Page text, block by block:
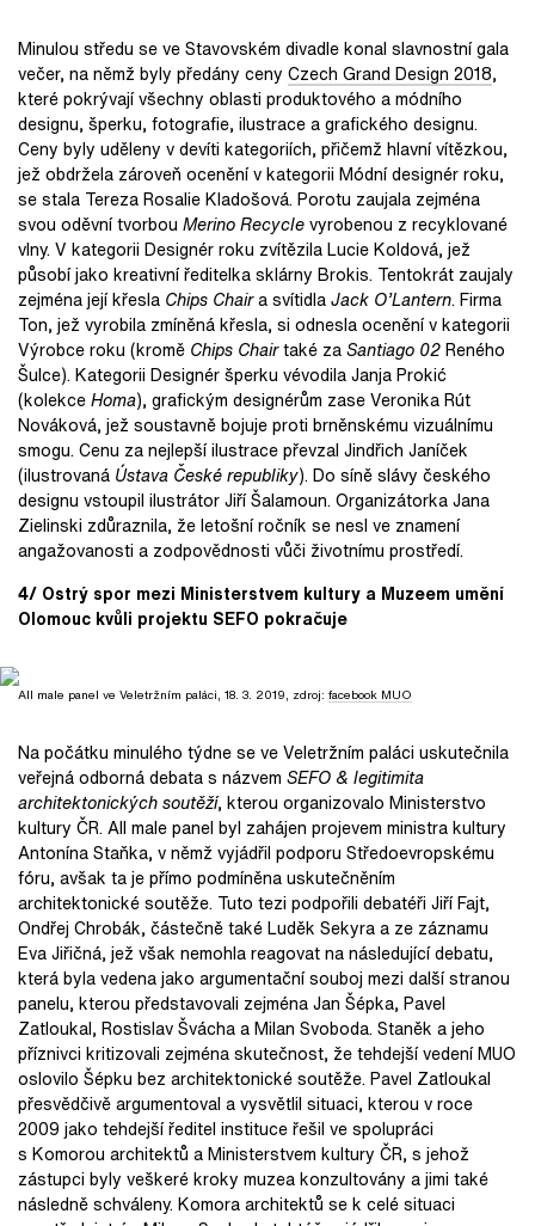
Minulou středu se ve Stavovském divadle konal slavnostní gala
večer, na němž byly předány ceny Czech Grand Design 2018,
které pokrývají všechny oblasti produktového a módního
designu, šperku, fotografie, ilustrace a grafického designu.
Ceny byly uděleny v devíti kategoriích, přičemž hlavní vítězkou,
jež obdržela zároveň ocenění v kategorii Módní designér roku,
se stala Tereza Rosalie Kladošová. Porotu zaujala zejména
svou oděvní tvorbou Merino Recyclevyrobenou z recyklované
vlny. V kategorii Designér roku zvítězila Lucie Koldová, jež
působí jako kreativní ředitelka sklárny Brokis. Tentokrát zaujaly
zejména její křesla Chips Chaira svítidlaJack O’Lantern. Firma
Ton, jež vyrobila zmíněná křesla, si odnesla ocenění v kategorii
Výrobce roku (kromě Chips Chairtaké zaSantiago 02Reného
Šulce). Kategorii Designér šperku vévodila Janja Prokić
(kolekceHoma), grafickým designérům zase Veronika Rút
Nováková, jež soustavně bojuje proti brněnskému vizuálnímu
smogu. Cenu za nejlepší ilustrace převzal Jindřich Janíček
(ilustrovaná Ústava České republiky). Do síně slávy českého
designu vstoupil ilustrátor Jiří Šalamoun. Organizátorka Jana
Zielinski zdůraznila, že letošní ročník se nesl ve znamení
angažovanosti a zodpovědnosti vůči životnímu prostředí.
4/ Ostrý spor mezi Ministerstvem kultury a Muzeem umění
Olomouc kvůli projektu SEFO pokračuje
All male panel ve Veletržním paláci, 18. 3. 2019, zdroj: facebook MUO
Na počátku minulého týdne se ve Veletržním paláci uskutečnila
veřejná odborná debata s názvem SEFO & legitimita
architektonických soutěží, kterou organizovalo Ministerstvo
kultury ČR. All male panel byl zahájen projevem ministra kultury
Antonína Staňka, v němž vyjádřil podporu Středoevropskému
fóru, avšak ta je přímo podmíněna uskutečněním
architektonické soutěže. Tuto tezi podpořili debatéři Jiří Fajt,
Ondřej Chrobák, částečně také Luděk Sekyra a ze záznamu
Eva Jiřičná, jež však nemohla reagovat na následující debatu,
která byla vedena jako argumentační souboj mezi další stranou
panelu, kterou představovali zejména Jan Šépka, Pavel
Zatloukal, Rostislav Švácha a Milan Svoboda. Staněk a jeho
příznivci kritizovali zejména skutečnost, že tehdejší vedení MUO
oslovilo Šépku bez architektonické soutěže. Pavel Zatloukal
přesvědčivě argumentoval a vysvětlil situaci, kterou v roce
2009 jako tehdejší ředitel instituce řešil ve spolupráci
s Komorou architektů a Ministerstvem kultury ČR, s jehož
zástupci byly veškeré kroky muzea konzultovány a jimi také
následně schváleny. Komora architektů se k celé situaci